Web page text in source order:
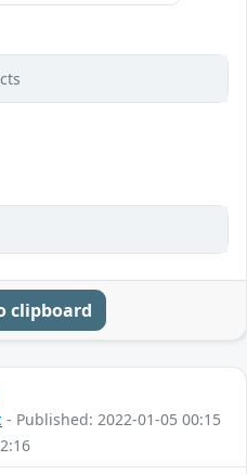
clipboard
- Published: 2022-01-05 00:15